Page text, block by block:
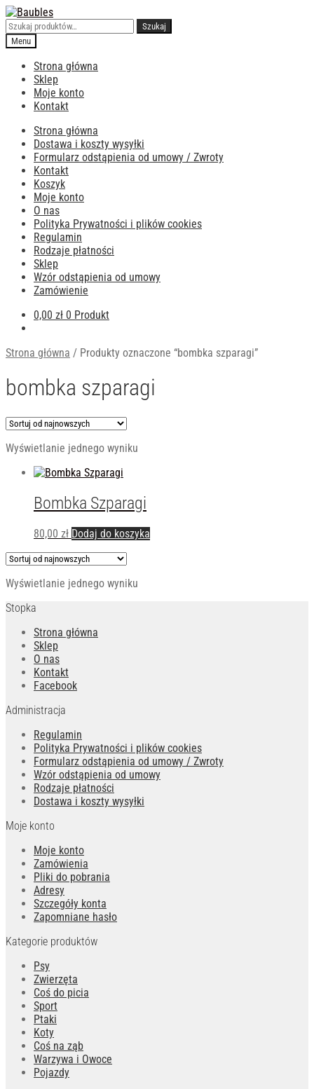
Przejdź
do
nawigacji
Przejdź
do
treści
Szukaj:
Szukaj
Menu
Strona główna
Sklep
Moje konto
Kontakt
Strona główna
Dostawa i koszty wysyłki
Formularz odstąpienia od umowy / Zwroty
Kontakt
Koszyk
Moje konto
O nas
Polityka Prywatności i plików cookies
Regulamin
Rodzaje płatności
Sklep
Wzór odstąpienia od umowy
Zamówienie
0,00 zł 0 Produkt
Strona główna / Produkty oznaczone “bombka szparagi”
bombka szparagi
Wyświetlanie jednego wyniku
Bombka Szparagi
80,00 zł Dodaj do koszyka
Wyświetlanie jednego wyniku
Stopka
Strona główna
Sklep
O nas
Kontakt
Facebook
Administracja
Regulamin
Polityka Prywatności i plików cookies
Formularz odstąpienia od umowy / Zwroty
Wzór odstąpienia od umowy
Rodzaje płatności
Dostawa i koszty wysyłki
Moje konto
Moje konto
Zamówienia
Pliki do pobrania
Adresy
Szczegóły konta
Zapomniane hasło
Kategorie produktów
Psy
Zwierzęta
Coś do picia
Sport
Ptaki
Koty
Coś na ząb
Warzywa i Owoce
Pojazdy